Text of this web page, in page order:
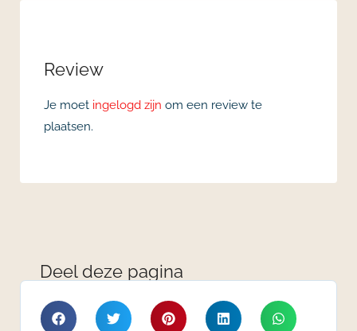
Review
Je moet ingelogd zijn om een review te
plaatsen.
Deel deze pagina